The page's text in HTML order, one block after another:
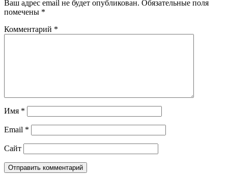
Ваш адрес email не будет опубликован. Обязательные поля
помечены *
Комментарий *
Имя *
Email *
Сайт